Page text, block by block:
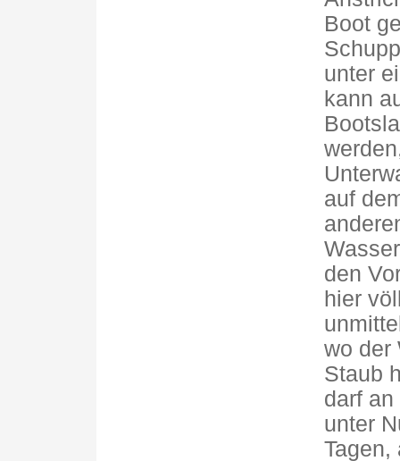
Boot
unter
kann
auf
den
hier
wo der
Staub
darf an
unter
Tagen,